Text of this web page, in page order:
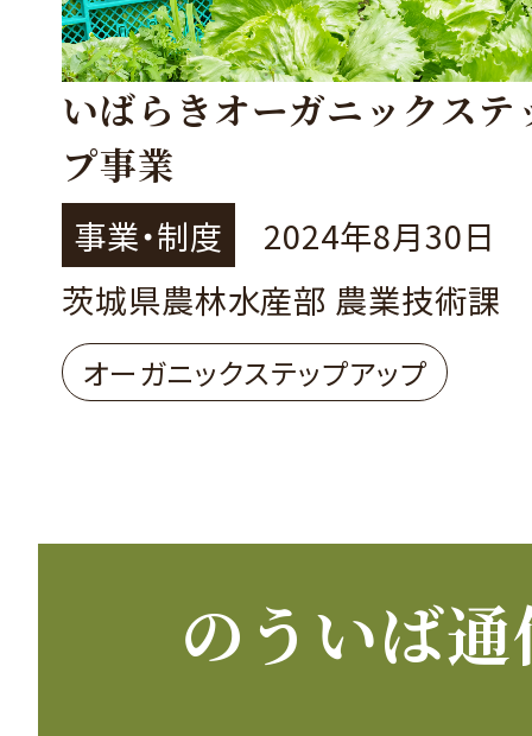
いばらきオーガニックステ
プ事業
事業・制度
2024年8月30日
茨城県農林水産部 農業技術課
オーガニックステップアップ
のういば